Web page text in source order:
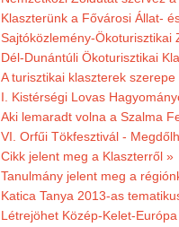
Klaszterünk a Fővárosi Állat-
Sajtóközlemény-Ökoturisztikai
Dél-Dunántúli Ökoturisztikai
A turisztikai klaszterek
I. Kistérségi Lovas
Aki lemaradt volna a Szalma
VI. Orfűi Tökfesztivál -
Cikk jelent meg a Klaszterről »
Tanulmány jelent meg a
Katica Tanya 2013-as
Létrejöhet Közép-Kelet-